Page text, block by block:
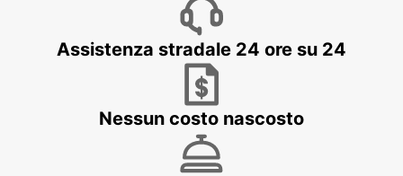
Assistenza stradale 24 ore su 24
Nessun costo nascosto